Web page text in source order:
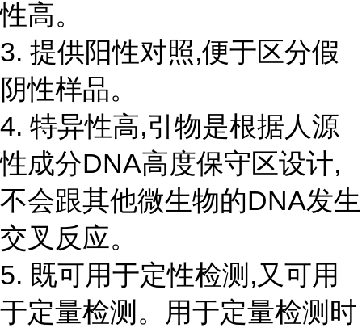
性高。
3. 提供阳性对照,便于区分假
阴性样品。
4. 特异性高,引物是根据人源
性成分DNA高度保守区设计,
不会跟其他微生物的DNA发生
交叉反应。
5. 既可用于定性检测,又可用
于定量检测。用于定量检测时